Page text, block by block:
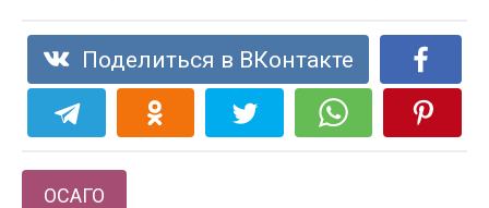
Поделиться в ВКонтакте
ОСАГО